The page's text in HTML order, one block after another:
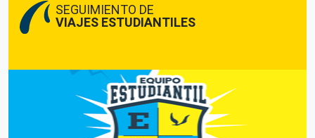
SEGUIMIENTO DE
VIAJES ESTUDIANTILES